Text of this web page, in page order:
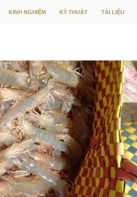
KINH NGHIỆM KỸ THUẬT TÀI LIỆU